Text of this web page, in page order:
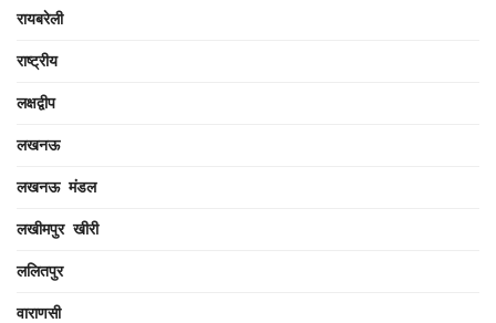
रायबरेली
राष्ट्रीय
लक्षद्वीप
लखनऊ
लखनऊ मंडल
लखीमपुर खीरी
ललितपुर
वाराणसी